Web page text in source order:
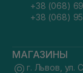
+38 (068)
+38 (068)
МАГАЗИНЫ
г. Львов, ул.